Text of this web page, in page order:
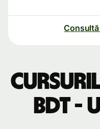
BDT -